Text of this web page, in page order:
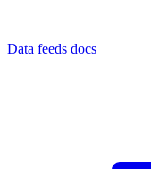
Data feeds docs